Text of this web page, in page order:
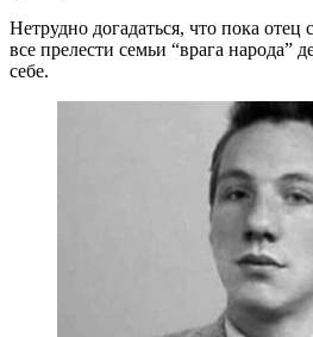
Нетрудно догадаться, что пока отец
все прелести семьи “врага народа”
себе.